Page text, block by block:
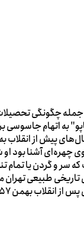
از جمله چگونگی
به اتهام جاسوسی
پیش از انقلاب
چهره‌ای آشنا بود
و گردن یا تمام
طبیعی